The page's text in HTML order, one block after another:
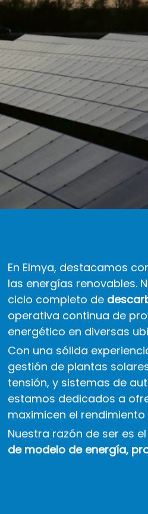
En Elmya, destacamos
las energías renovables.
ciclo completo de
operativa continua de
energético en diversas
Con una sólida
gestión de plantas
tensión, y sistemas de
estamos dedicados a
maximicen el
Nuestra razón de ser es el
de modelo de energía,